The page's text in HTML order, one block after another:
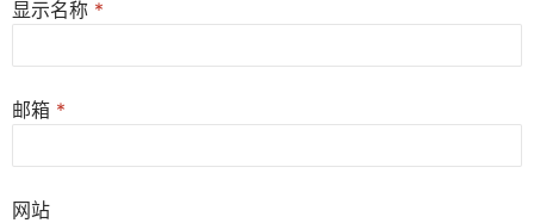
显示名称 *
邮箱 *
网站